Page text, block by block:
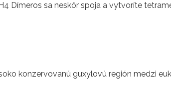
Dímeros sa neskôr spoja a vytvoríte
konzervovanú guxylovú región medzi